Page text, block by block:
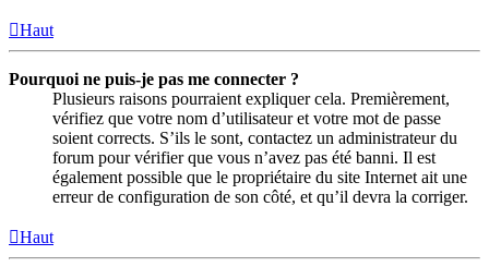
Haut
Pourquoi ne puis-je pas me connecter ?
Plusieurs raisons pourraient expliquer cela. Premièrement,
vérifiez que votre nom d’utilisateur et votre mot de passe
soient corrects. S’ils le sont, contactez un administrateur du
forum pour vérifier que vous n’avez pas été banni. Il est
également possible que le propriétaire du site Internet ait une
erreur de configuration de son côté, et qu’il devra la corriger.
Haut